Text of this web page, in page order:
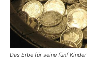
Das Erbe für seine fünf Kinder